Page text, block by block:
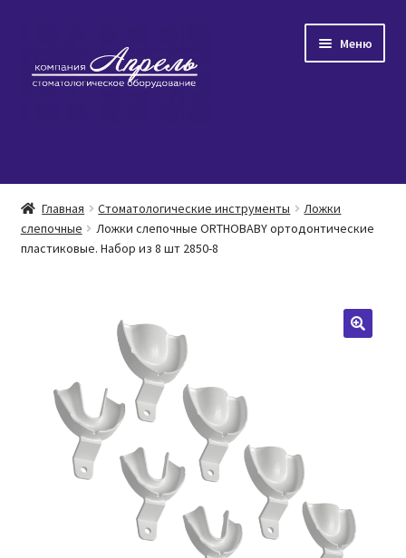
навигации
содержимому
Меню
Главная
Каталог товаров
Главная Стоматологические инструменты
Ложки
слепочные
Ложки слепочные ORTHOBABY ортодонтические
пластиковые. Набор из 8 шт 2850-8